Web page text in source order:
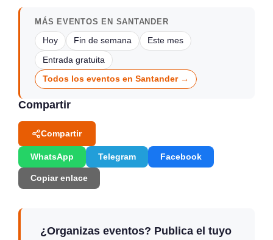
MÁS EVENTOS EN SANTANDER
Hoy Fin de semana Este mes
Entrada gratuita
Todos los eventos en Santander →
Compartir
Compartir
WhatsApp Telegram Facebook
Copiar enlace
¿Organizas eventos? Publica el tuyo